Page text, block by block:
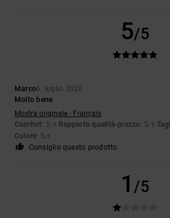
5/5
Marco6. luglio 2026
Molto bene
Mostra originale - Français
Comfort: 5/5 Rapporto qualità-prezzo : 5/5
Colore: 5/5
Consiglio questo prodotto
1 /5